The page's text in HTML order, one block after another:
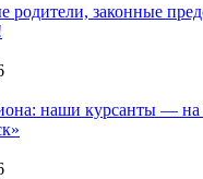
родители, законные
наши курсанты —